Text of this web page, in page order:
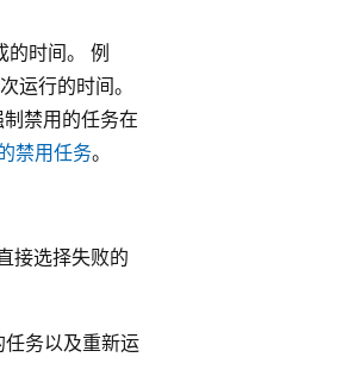
的时间。 例
运行的时间。
禁用的任务在
禁用任务。
接选择失败的
务以及重新运